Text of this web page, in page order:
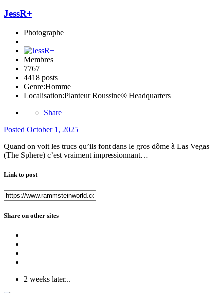
JessR+
Photographe
Membres
7767
4418 posts
Genre:Homme
Localisation:Planteur Roussine® Headquarters
Share
Posted October 1, 2025
Quand on voit les trucs qu’ils font dans le gros dôme à Las Vegas
(The Sphere) c’est vraiment impressionnant…
Link to post
Share on other sites
2 weeks later...